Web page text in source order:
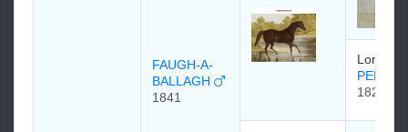
FAUGH-A-
BALLAGH
1841
Lord
PERI
1822